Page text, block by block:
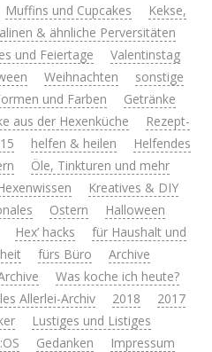
Muffins und Cupcakes
Kekse,
& ähnliche Perversitäten
und Feiertage
Valentinstag
Weihnachten
sonstige
und Farben
Getränke
aus der Hexenküche
Rezept-
helfen & heilen
Helfendes
Öle, Tinkturen und mehr
Kreatives & DIY
Ostern
Halloween
Hex’ hacks
für Haushalt und
fürs Büro
Archive
Was koche ich heute?
Allerlei-Archiv 2018
2017
Lustiges und Listiges
Gedanken
Impressum